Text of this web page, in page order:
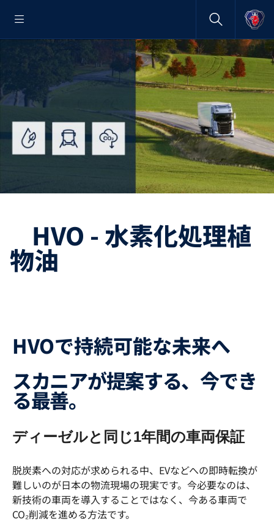
HVO - 水素化処理植
物油
HVOで持続可能な未来へ
スカニアが提案する、今でき
る最善。
ディーゼルと同じ1年間の車両保証
脱炭素への対応が求められる中、EVなどへの即時転換が
難しいのが日本の物流現場の現実です。今必要なのは、
新技術の車両を導入することではなく、今ある車両で
CO₂削減を進める方法です。